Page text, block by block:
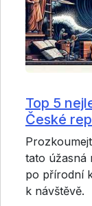
Top 5
České
tato úžasná
po přírodní
k návštěvě.